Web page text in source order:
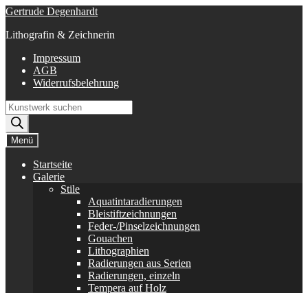
Zur
springen
Zum
springen
Gertrude Degenhardt
Lithografin & Zeichnerin
Impressum
AGB
Widerrufsbelehrung
Products
search
Menü
Startseite
Galerie
Stile
Aquatintaradierungen
Bleistiftzeichnungen
Feder-/Pinselzeichnungen
Gouachen
Lithographien
Radierungen aus Serien
Radierungen, einzeln
Tempera auf Holz